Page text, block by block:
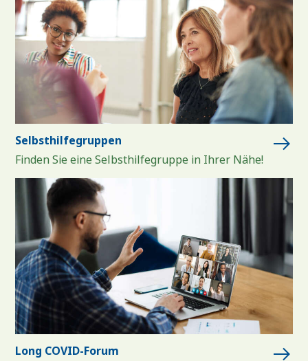
Selbsthilfegruppen
Finden Sie eine Selbsthilfegruppe in Ihrer Nähe!
Long COVID-Forum